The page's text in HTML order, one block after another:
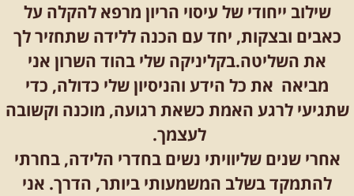
שילוב ייחודי שלעיסוי הריון מרפא להקלה על
כאבים ובצקות, יחד עם הכנה ללידה שתחזיר לך
את השליטה.בקליניקה שלי בהוד השרון אני
מביאה את כל הידע והניסיון שלי כדולה, כדי
שתגיעי לרגע האמת כשאת רגועה, מוכנה וקשובה
לעצמך.
אחרי שנים שליוויתי נשים בחדרי הלידה, בחרתי
להתמקד בשלב המשמעותי ביותר, הדרך. אני